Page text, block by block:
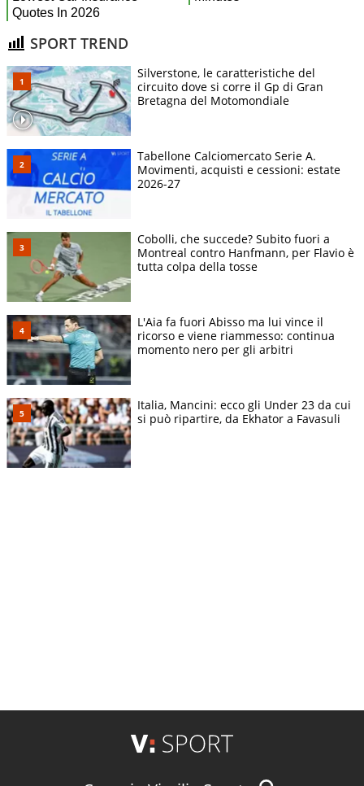
SPORT TREND
Silverstone, le caratteristiche del
circuito dove si corre il Gp di Gran
Bretagna del Motomondiale
Tabellone Calciomercato Serie A.
Movimenti, acquisti e cessioni: estate
2026-27
Cobolli, che succede? Subito fuori a
Montreal contro Hanfmann, per Flavio è
tutta colpa della tosse
L'Aia fa fuori Abisso ma lui vince il
ricorso e viene riammesso: continua
momento nero per gli arbitri
Italia, Mancini: ecco gli Under 23 da cui
si può ripartire, da Ekhator a Favasuli